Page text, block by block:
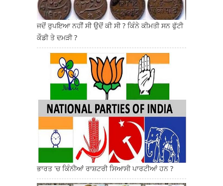
ਜਦੋਂ ਰੁਪਇਆ ਨਹੀਂ ਸੀ ਉਦੋਂ ਕੀ ਸੀ ? ਕਿੰਨੇ ਕੀਮਤੀ ਸਨ ਫੁੱਟੀ
ਕੌਡੀ ਤੇ ਦਮੜੀ ?
ਭਾਰਤ 'ਚ ਕਿੰਨੀਆਂ ਰਾਸ਼ਟਰੀ ਸਿਆਸੀ ਪਾਰਟੀਆਂ ਹਨ ?